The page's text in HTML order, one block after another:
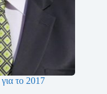
το 2017